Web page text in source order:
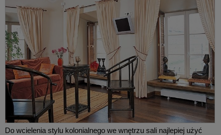
Do wcielenia stylu kolonialnego we wnętrzu sali najlepiej użyć